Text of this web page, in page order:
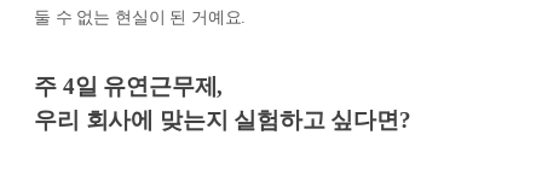
둘 수 없는 현실이 된 거예요.
주 4일 유연근무제,
우리 회사에 맞는지 실험하고 싶다면?